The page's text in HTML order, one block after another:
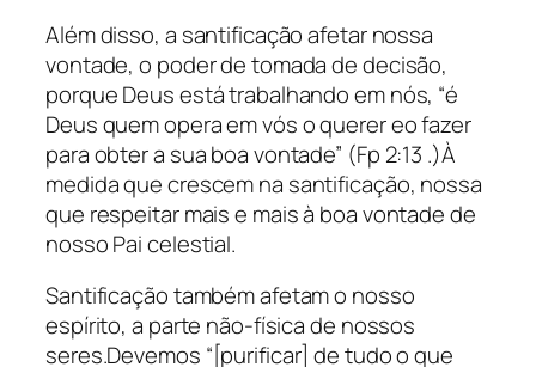
Além disso, a santificação afetar nossa
vontade, o poder de tomada de decisão,
porque Deus está trabalhando em nós, “é
Deus quem opera em vós o querer eo fazer
para obter a sua boa vontade” (Fp 2:13 .)À
medida que crescem na santificação, nossa
que respeitar mais e mais à boa vontade de
nosso Pai celestial.
Santificação também afetam o nosso
espírito, a parte não-física de nossos
seres.Devemos “[purificar] de tudo o que